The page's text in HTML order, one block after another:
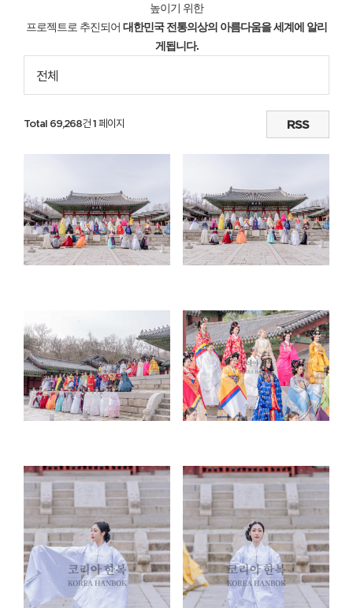
높이기 위한
프로젝트로 추진되어 대한민국 전통의상의 아름다움을 세계에 알리
게됩니다.
전체
Total 69,268건 1 페이지 RSS